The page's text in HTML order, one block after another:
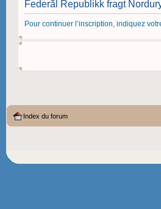
Federãl Republikk fragt
Pour continuer l’inscription, indiquez
Index du forum